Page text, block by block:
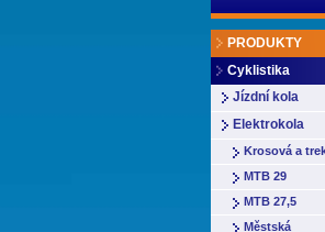
PRODUKTY
Cyklistika
Jízdní kola
Elektrokola
Krosová a
MTB 29
MTB 27,5
Městská